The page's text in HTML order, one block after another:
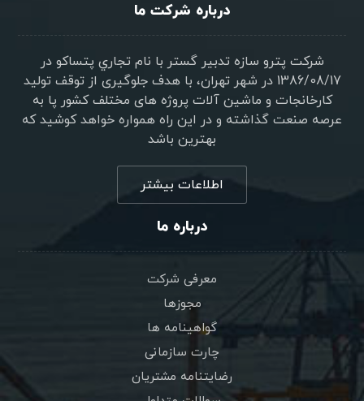
درباره شرکت ما
شرکت پترو سازه تدبير گستر با نام تجاري پتساکو در
1386/08/17 در شهر تهران، با هدف جلوگیری از توقف تولید
کارخانجات و ماشین آلات پروژه های مختلف کشور پا به
عرصه صنعت گذاشته و در این راه همواره خواهد کوشید که
بهترین باشد
اطلاعات بیشتر
درباره ما
معرفی شرکت
مجوزها
گواهینامه ها
چارت سازمانی
رضایتنامه مشتریان